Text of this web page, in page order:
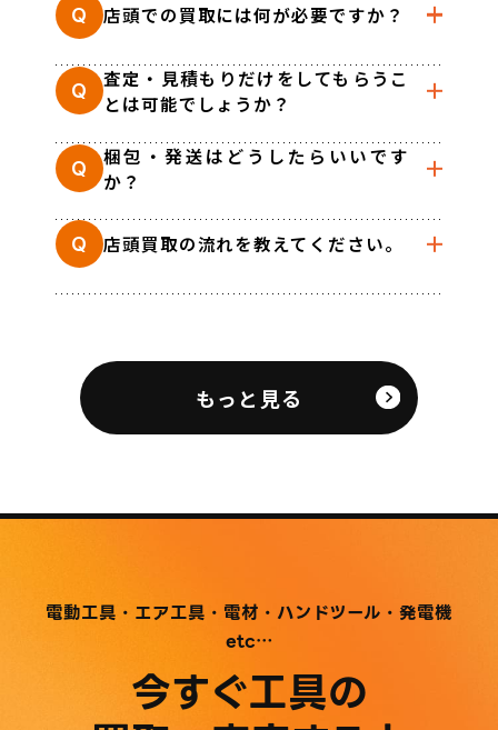
Q 店頭での買取には何が必要ですか？
Q
査定・見積もりだけをしてもらうこ
とは可能でしょうか？
Q
梱包・発送はどうしたらいいです
か？
Q 店頭買取の流れを教えてください。
もっと見る
電動工具・エア工具・電材・ハンドツール・発電機
etc…
今すぐ工具の
LINE査定 お問い合わせ